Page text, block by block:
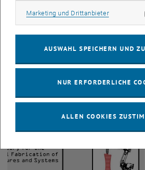
SDG 12:Verantwortungsvoller Konsum und
ressourceneffiziente Produktionsprozesse
Industrie, Innovation und
technologische Modernisierung und
Marketing und DrittanbieterMarketing
AUSWAHL SPEICHERN UND
NUR ERFORDERLICHE
ALLEN COOKIES